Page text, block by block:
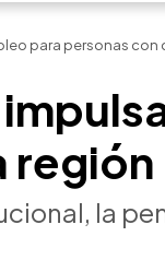
para personas
región
la